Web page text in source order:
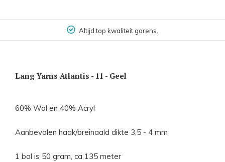
Altijd top kwaliteit garens.
Lang Yarns Atlantis - 11 - Geel
60% Wol en 40% Acryl
Aanbevolen haak/breinaald dikte 3,5 - 4 mm
1 bol is 50 gram, ca 135 meter